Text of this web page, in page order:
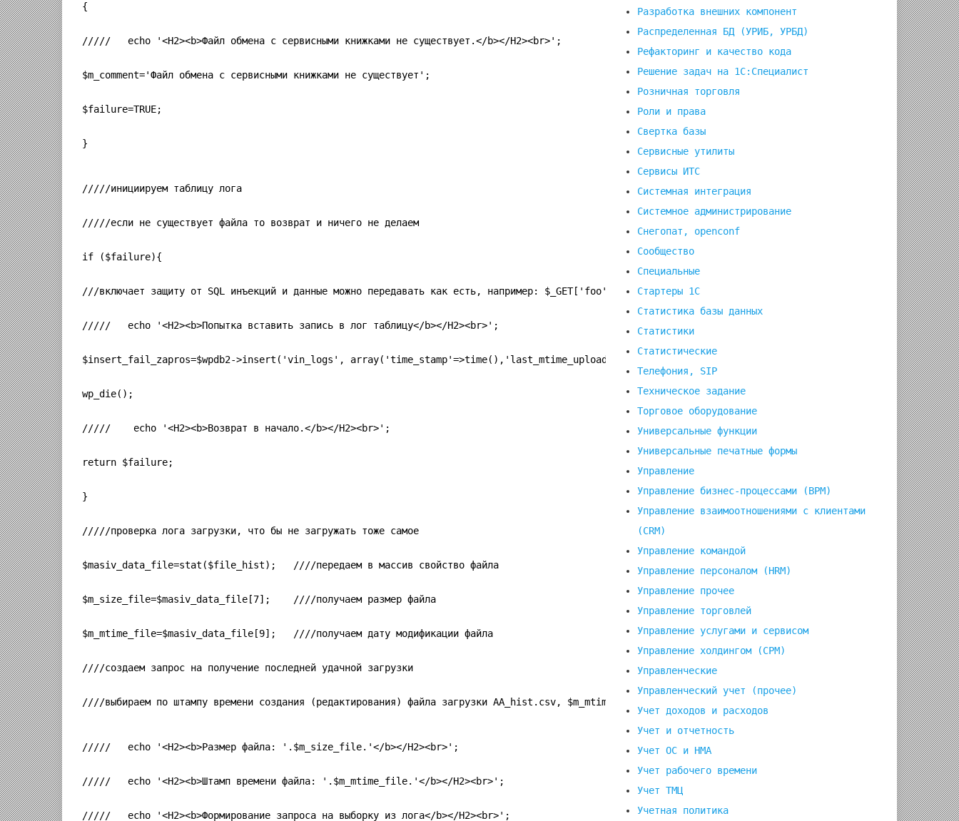
{
/////   echo '<H2><b>Файл обмена с сервисными книжками не существует.</b></H2><br>';
$m_comment='Файл обмена с сервисными книжками не существует';
$failure=TRUE;
}
/////инициируем таблицу лога
/////если не существует файла то возврат и ничего не делаем
if ($failure){
///включает защиту от SQL инъекций и данные можно передавать как есть, например: $_GET['foo']
/////   echo '<H2><b>Попытка вставить запись в лог таблицу</b></H2><br>';
$insert_fail_zapros=$wpdb2->insert('vin_logs',
wp_die();
/////    echo '<H2><b>Возврат в начало.</b></H2><br>';
return $failure;
}
/////проверка лога загрузки, что бы не загружать тоже самое
$masiv_data_file=stat($file_hist);   ////передаем в массив свойство файла
$m_size_file=$masiv_data_file[7];    ////получаем размер файла
$m_mtime_file=$masiv_data_file[9];   ////получаем дату модификации файла
////создаем запрос на получение последней удачной загрузки
////выбираем по штампу времени создания (редактирования) файла загрузки AA_hist.csv, $m_mtime_file
/////   echo '<H2><b>Размер файла: '.$m_size_file.'</b></H2><br>';
/////   echo '<H2><b>Штамп времени файла: '.$m_mtime_file.'</b></H2><br>';
/////   echo '<H2><b>Формирование запроса на выборку из лога</b></H2><br>';
Разработка внешних компонент
Распределенная БД (УРИБ, УРБД)
Рефакторинг и качество кода
Решение задач на 1С:Специалист
Розничная торговля
Роли и права
Свертка базы
Сервисные утилиты
Сервисы ИТС
Системная интеграция
Системное администрирование
Снегопат, openconf
Сообщество
Специальные
Стартеры 1С
Статистика базы данных
Статистики
Статистические
Телефония, SIP
Техническое задание
Торговое оборудование
Универсальные функции
Универсальные печатные формы
Управление
Управление бизнес-процессами (BPM)
Управление взаимоотношениями с клиентами
(СRM)
Управление командой
Управление персоналом (HRM)
Управление прочее
Управление торговлей
Управление услугами и сервисом
Управление холдингом (CPM)
Управленческие
Управленческий учет (прочее)
Учет доходов и расходов
Учет и отчетность
Учет ОС и НМА
Учет рабочего времени
Учет ТМЦ
Учетная политика